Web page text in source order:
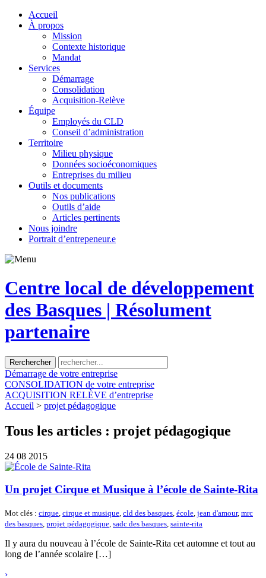
Accueil
À propos
Mission
Contexte historique
Mandat
Services
Démarrage
Consolidation
Acquisition-Relève
Équipe
Employés du CLD
Conseil d’administration
Territoire
Milieu physique
Données socioéconomiques
Entreprises du milieu
Outils et documents
Nos publications
Outils d’aide
Articles pertinents
Nous joindre
Portrait d’entrepeneur.e
Centre local de développement
des Basques | Résolument
partenaire
Démarrage de votre entreprise
CONSOLIDATION de votre entreprise
ACQUISITION RELÈVE d’entreprise
Accueil > projet pédagogique
Tous les articles : projet pédagogique
24 08 2015
Un projet Cirque et Musique à l’école de Sainte-Rita
Mot clés : cirque, cirque et musique, cld des basques, école, jean d'amour, mrc
des basques, projet pédagogique, sadc des basques, sainte-rita
Il y aura du nouveau à l’école de Sainte-Rita cet automne et tout au
long de l’année scolaire […]
›